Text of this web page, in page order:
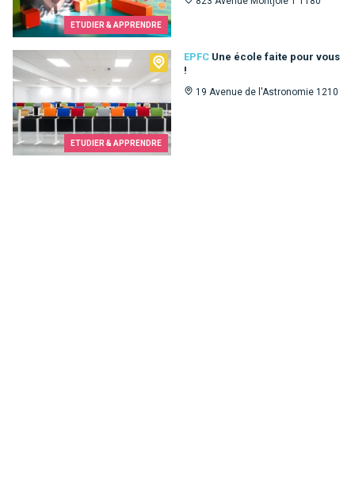
ETUDIER & APPRENDRE
ETUDIER & APPRENDRE
EPFC Une école faite pour vous
!
19 Avenue de l'Astronomie 1210
EPFC